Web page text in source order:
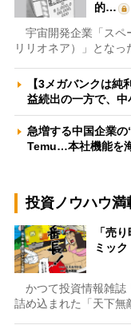
的…
宇宙開発企業「スペ
リリオネア）」とな
【3メガバンクは
益続出の一方で、
急増する中国企業
Temu…本社機能を
投資ノウハウ満
「売
ミッ
かつて投資情報雑誌
詰め込まれた「天下無